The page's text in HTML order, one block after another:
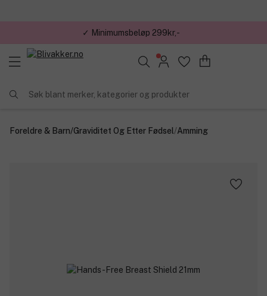
✓ Minimumsbeløp 299kr,-
Søk blant merker, kategorier og produkter
Foreldre & Barn/Graviditet Og Etter Fødsel/Amming